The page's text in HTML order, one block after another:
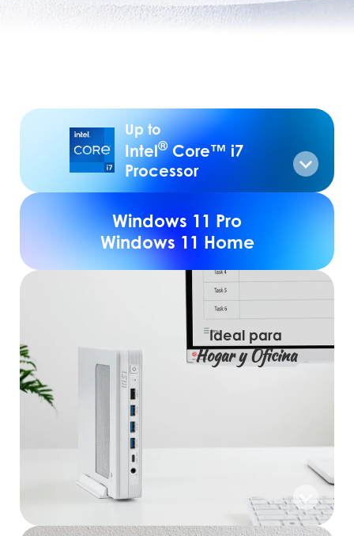
Up to
Intel®Core™ i7
Processor
Windows 11 Pro
Windows 11 Home
Ideal para
Hogar y Oficina